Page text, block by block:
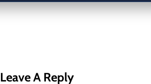
Leave A Reply